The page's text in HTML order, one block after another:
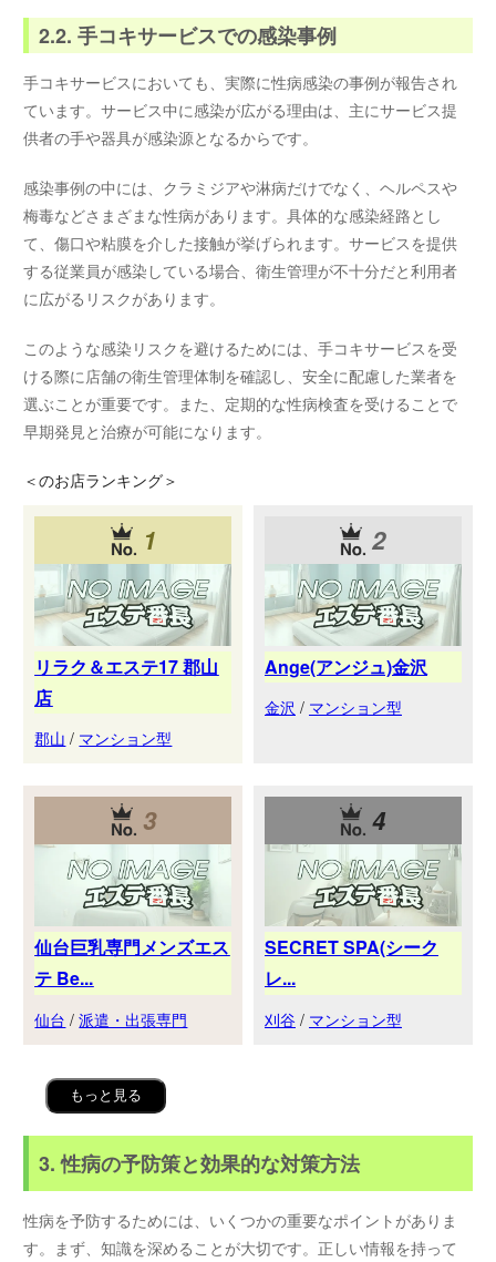
2.2. 手コキサービスでの感染事例
手コキサービスにおいても、実際に性病感染の事例が報告され
ています。サービス中に感染が広がる理由は、主にサービス提
供者の手や器具が感染源となるからです。
感染事例の中には、クラミジアや淋病だけでなく、ヘルペスや
梅毒などさまざまな性病があります。具体的な感染経路とし
て、傷口や粘膜を介した接触が挙げられます。サービスを提供
する従業員が感染している場合、衛生管理が不十分だと利用者
に広がるリスクがあります。
このような感染リスクを避けるためには、手コキサービスを受
ける際に店舗の衛生管理体制を確認し、安全に配慮した業者を
選ぶことが重要です。また、定期的な性病検査を受けることで
早期発見と治療が可能になります。
＜のお店ランキング＞
1
リラク＆エステ17 郡山
店
郡山 / マンション型
2
Ange(アンジュ)金沢
金沢 / マンション型
3
仙台巨乳専門メンズエス
テ Be...
仙台 /派遣・出張専門
4
SECRET SPA(シーク
レ...
刈谷 / マンション型
もっと見る
3. 性病の予防策と効果的な対策方法
性病を予防するためには、いくつかの重要なポイントがありま
す。まず、知識を深めることが大切です。正しい情報を持って